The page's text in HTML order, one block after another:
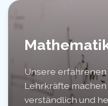
Unsere
Lehrkräfte
verständlich und